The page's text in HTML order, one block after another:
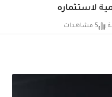
لاستثماره
5 مشاهدات